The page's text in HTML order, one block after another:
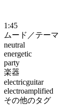
1:45
ムード／テーマ
neutral
energetic
party
楽器
electricguitar
electroamplified
その他のタグ